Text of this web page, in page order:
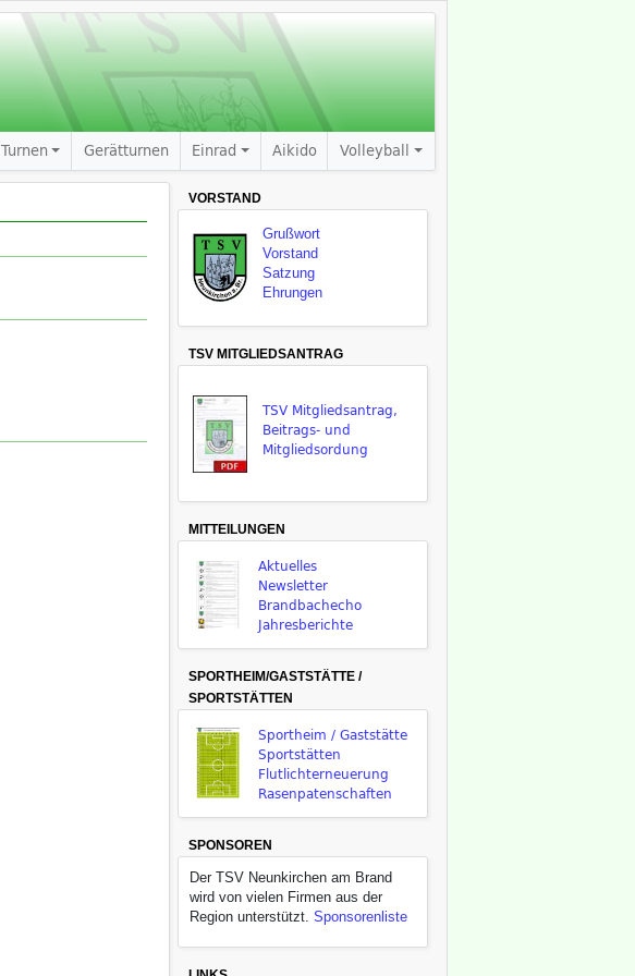
Turnen Gerätturnen Einrad Aikido Volleyball
VORSTAND
Grußwort
Vorstand
Satzung
Ehrungen
TSV MITGLIEDSANTRAG
TSV Mitgliedsantrag,
Beitrags- und
Mitgliedsordung
MITTEILUNGEN
Aktuelles
Newsletter
Brandbachecho
Jahresberichte
SPORTHEIM/GASTSTÄTTE /
SPORTSTÄTTEN
Sportheim / Gaststätte
Sportstätten
Flutlichterneuerung
Rasenpatenschaften
SPONSOREN
Der TSV Neunkirchen am Brand
wird von vielen Firmen aus der
Region unterstützt. Sponsorenliste